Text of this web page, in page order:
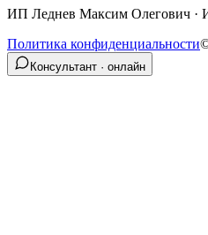
ИП Леднев Максим Олегович ·
Политика конфиденциальности
Консультант · онлайн